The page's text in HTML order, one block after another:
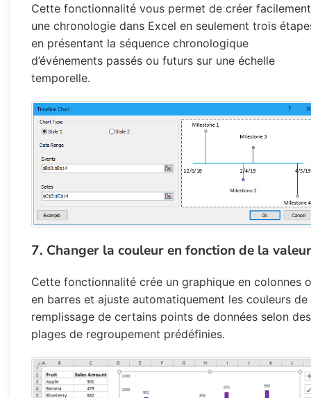
Cette fonctionnalité vous permet de créer facilement
une chronologie dans Excel en seulement trois
en présentant la séquence chronologique
d’événements passés ou futurs sur une échelle
temporelle.
7. Changer la couleur en fonction de la valeur
Cette fonctionnalité crée un graphique en colonnes
en barres et ajuste automatiquement les couleurs de
remplissage de certains points de données selon des
plages de regroupement prédéfinies.